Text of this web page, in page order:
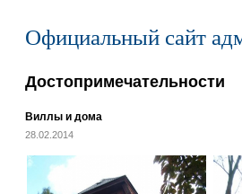
Официальный сайт
Достопримечательности
Виллы и дома
28.02.2014